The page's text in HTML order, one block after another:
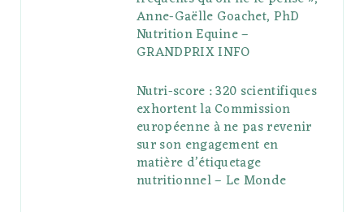
Anne-Gaëlle Goachet, PhD
Nutrition Equine –
GRANDPRIX INFO
Nutri-score : 320 scientifiques
exhortent la Commission
européenne à ne pas revenir
sur son engagement en
matière d’étiquetage
nutritionnel – Le Monde